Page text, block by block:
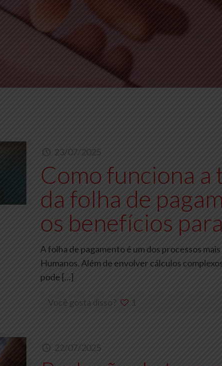
23/07/2025
Como funciona
da folha de
os benefícios
A folha de pagamento é um dos processos
Humanos. Além de envolver cálculos
pode […]
Você gosta disso? 1
22/07/2025